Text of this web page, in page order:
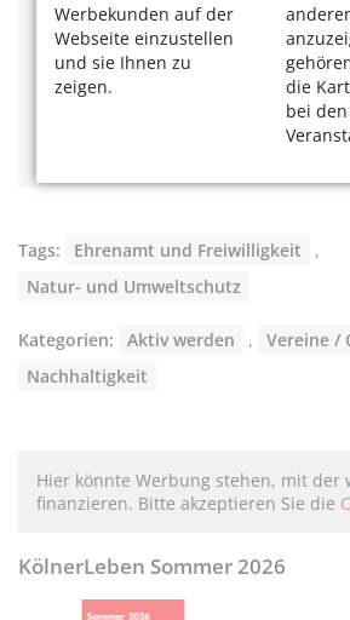
Werbekunden auf der
Webseite einzustellen
und sie Ihnen zu
zeigen.
die
bei
Das könnte Sie auch interessieren
Rikscha-Fahrten in Köln
–
ältere Menschen
Wenn Kraklinge rheinmachen –
Tags: Ehrenamt und Freiwilligkeit
,
Natur- und Umweltschutz
Kategorien: Aktiv werden , Vereine /
Nachhaltigkeit
Hier könnte Werbung stehen, mit der
finanzieren. Bitte akzeptieren Sie die
KölnerLeben Sommer 2026